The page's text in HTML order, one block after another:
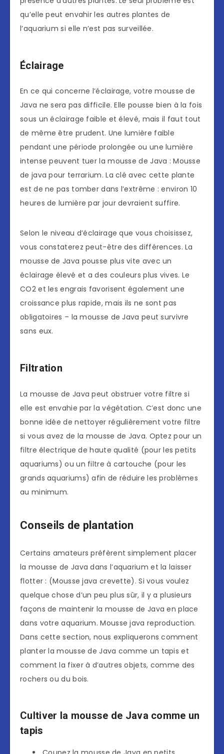
qu’elle peut envahir les autres plantes de
l’aquarium si elle n’est pas surveillée.
Éclairage
En ce qui concerne l’éclairage, votre mousse de
Java ne sera pas difficile. Elle pousse bien à la fois
sous un éclairage faible et élevé, mais il faut tout
de même être prudent. Une lumière faible
pendant une période prolongée ou une lumière
intense peuvent tuer la mousse de Java : Mousse
de java pour terrarium. La clé avec cette plante
est de ne pas tomber dans l’extrême : environ 10
heures de lumière par jour devraient suffire.
Selon le niveau d’éclairage que vous choisissez,
vous constaterez peut-être des différences. La
mousse de Java pousse plus vite avec un
éclairage élevé et a des couleurs plus vives. Le
CO2 et les engrais favorisent également une
croissance plus rapide, mais ils ne sont pas
obligatoires – la mousse de Java peut survivre
sans eux.
Filtration
La mousse de Java peut obstruer votre filtre si
elle est envahie par la végétation. C’est donc une
bonne idée de nettoyer régulièrement votre filtre
si vous avez de la mousse de Java. Optez pour un
filtre électrique de haute qualité (pour les petits
aquariums) ou un filtre à cartouche (pour les
grands aquariums) afin de réduire les problèmes
au minimum.
Conseils de plantation
Certains amateurs préfèrent simplement placer
la mousse de Java dans l’aquarium et la laisser
flotter : (Mousse java crevette). Si vous voulez
quelque chose d’un peu plus sûr, il y a plusieurs
façons de maintenir la mousse de Java en place
dans votre aquarium. Mousse java reproduction.
Dans cette section, nous expliquerons comment
planter la mousse de Java comme un tapis et
comment la fixer à d’autres objets, comme des
rochers ou du bois.
Cultiver la mousse de Java comme un
tapis